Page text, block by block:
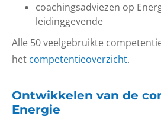
coachingsadviezen op
leidinggevende
Alle 50 veelgebruikte
het competentieoverzicht.
Ontwikkelen van de
Energie